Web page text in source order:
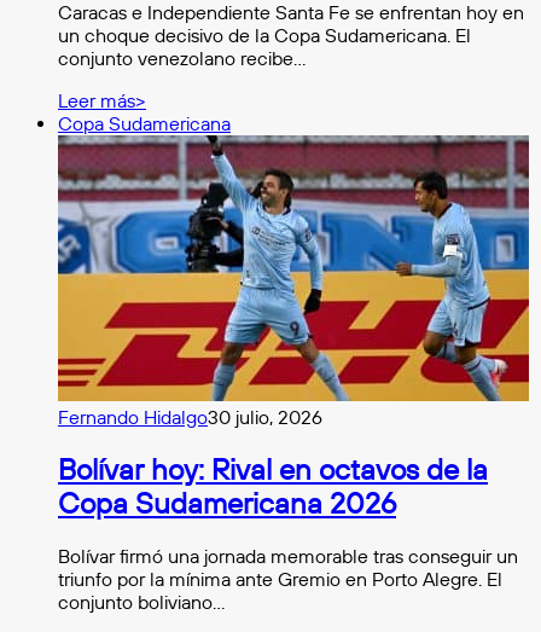
Caracas e Independiente Santa Fe se enfrentan hoy en
un choque decisivo de la Copa Sudamericana. El
conjunto venezolano recibe…
Leer más>
Copa Sudamericana
Fernando Hidalgo30 julio, 2026
Bolívar hoy: Rival en octavos de la
Copa Sudamericana 2026
Bolívar firmó una jornada memorable tras conseguir un
triunfo por la mínima ante Gremio en Porto Alegre. El
conjunto boliviano…